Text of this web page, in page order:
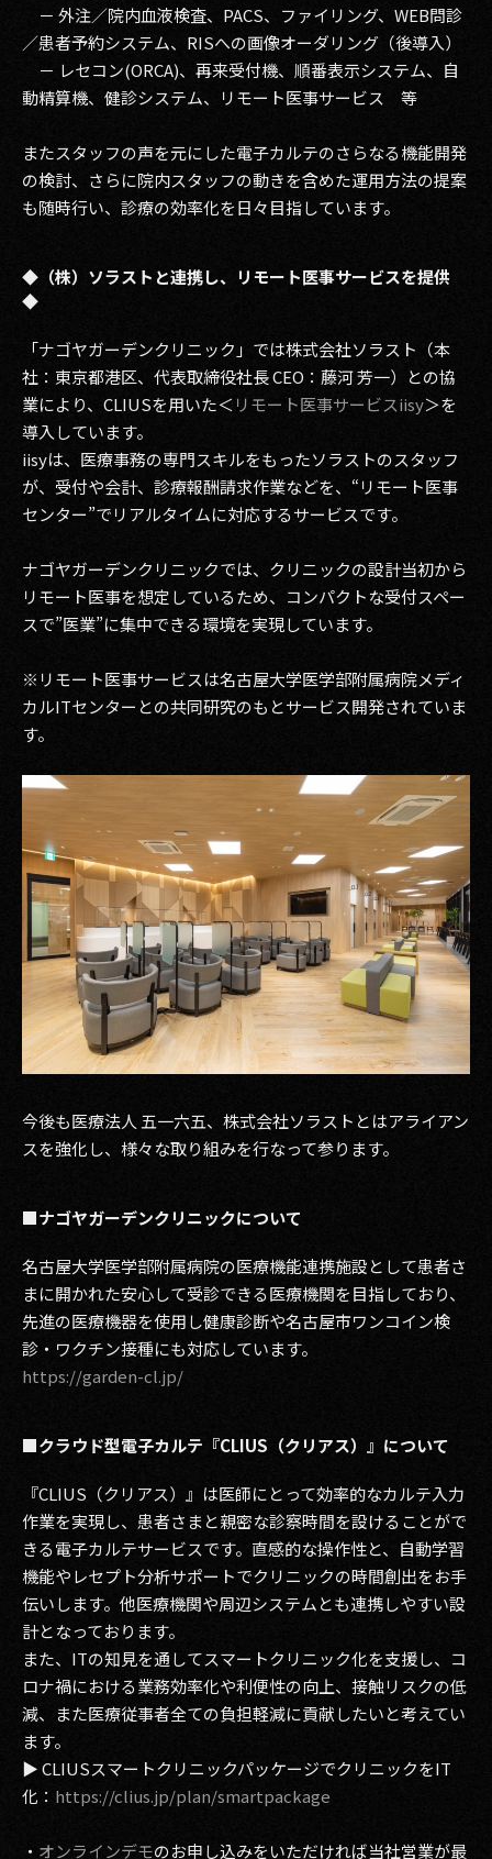
－ 外注／院内血液検査、PACS、ファイリング、WEB問診
／患者予約システム、RISへの画像オーダリング（後導入）
－ レセコン(ORCA)、再来受付機、順番表示システム、自
動精算機、健診システム、リモート医事サービス 等
またスタッフの声を元にした電子カルテのさらなる機能開発
の検討、さらに院内スタッフの動きを含めた運用方法の提案
も随時行い、診療の効率化を日々目指しています。
◆（株）ソラストと連携し、リモート医事サービスを提供
◆
「ナゴヤガーデンクリニック」では株式会社ソラスト（本
社：東京都港区、代表取締役社長 CEO：藤河 芳一）との協
業により、CLIUSを用いた＜ リモート医事サービスiisy＞を
導入しています。
iisyは、医療事務の専門スキルをもったソラストのスタッフ
が、受付や会計、診療報酬請求作業などを、“リモート医事
センター”でリアルタイムに対応するサービスです。
ナゴヤガーデンクリニックでは、クリニックの設計当初から
リモート医事を想定しているため、コンパクトな受付スペー
スで”医業”に集中できる環境を実現しています。
※リモート医事サービスは名古屋大学医学部附属病院メディ
カルITセンターとの共同研究のもとサービス開発されていま
す。
今後も医療法人 五一六五、株式会社ソラストとはアライアン
スを強化し、様々な取り組みを行なって参ります。
■ナゴヤガーデンクリニックについて
名古屋大学医学部附属病院の医療機能連携施設として患者さ
まに開かれた安心して受診できる医療機関を目指しており、
先進の医療機器を使用し健康診断や名古屋市ワンコイン検
診・ワクチン接種にも対応しています。
https://garden-cl.jp/
■クラウド型電子カルテ『CLIUS（クリアス）』について
『CLIUS（クリアス）』は医師にとって効率的なカルテ入力
作業を実現し、患者さまと親密な診察時間を設けることがで
きる電子カルテサービスです。直感的な操作性と、自動学習
機能やレセプト分析サポートでクリニックの時間創出をお手
伝いします。他医療機関や周辺システムとも連携しやすい設
計となっております。
また、ITの知見を通してスマートクリニック化を支援し、コ
ロナ禍における業務効率化や利便性の向上、接触リスクの低
減、また医療従事者全ての負担軽減に貢献したいと考えてい
ます。
▶︎ CLIUSスマートクリニックパッケージでクリニックをIT
化： https://clius.jp/plan/smartpackage
・ オンラインデモのお申し込みをいただければ当社営業が最